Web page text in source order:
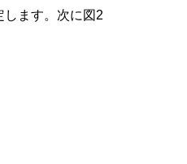
ます。次に図2